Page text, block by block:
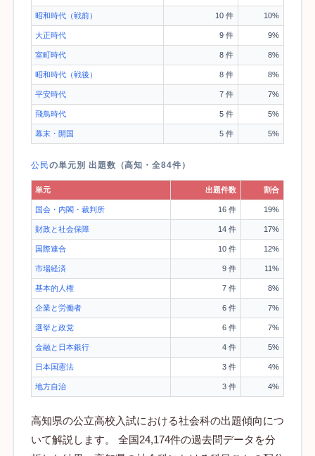
昭和時代（戦前） 10 件 10%
大正時代 9 件 9%
室町時代 8 件 8%
昭和時代（戦後） 8 件 8%
平安時代 7 件 7%
飛鳥時代 5 件 5%
幕末・開国 5 件 5%
公民の単元別 出題数（高知・全84件）
単元 出題件数 割合
国会・内閣・裁判所 16 件 19%
財政と社会保障 14 件 17%
国際連合 10 件 12%
市場経済 9 件 11%
基本的人権 7 件 8%
企業と労働者 6 件 7%
選挙と政党 6 件 7%
金融と日本銀行 4 件 5%
日本国憲法 3 件 4%
地方自治 3 件 4%
高知県の公立高校入試における社会科の出題傾向につ
いて解説します。 全国24,174件の過去問データを分